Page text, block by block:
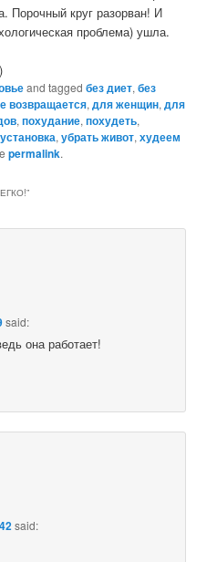
Порочный круг разорван! И
проблема) ушла.
and taggedбез диет,без
возвращается,для женщин,для
,похудание,похудеть,
,убрать живот,худеем
permalink.
”
said:
она работает!
said: